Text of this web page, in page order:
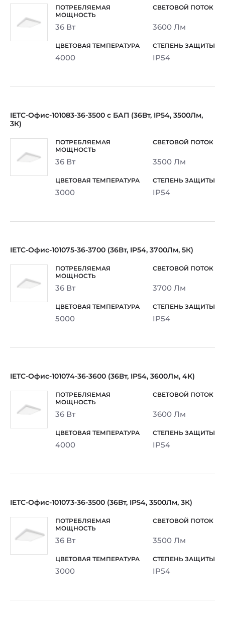
36 Вт 3600 Лм
4000 IP54
IETC-Офис-101083-36-3500 с БАП (36Вт, IP54, 3500Лм,
3К)
36 Вт 3500 Лм
3000 IP54
IETC-Офис-101075-36-3700 (36Вт, IP54, 3700Лм, 5К)
36 Вт 3700 Лм
5000 IP54
IETC-Офис-101074-36-3600 (36Вт, IP54, 3600Лм, 4К)
36 Вт 3600 Лм
4000 IP54
IETC-Офис-101073-36-3500 (36Вт, IP54, 3500Лм, 3К)
36 Вт 3500 Лм
3000 IP54